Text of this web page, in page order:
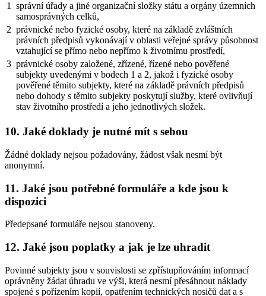
1
správní úřady a jiné organizační složky státu a orgány územních
samosprávných celků,
2 právnické nebo fyzické osoby, které na základě zvláštních
právních předpisů vykonávají v oblasti veřejné správy působnost
vztahující se přímo nebo nepřímo k životnímu prostředí,
3 právnické osoby založené, zřízené, řízené nebo pověřené
subjekty uvedenými v bodech 1 a 2, jakož i fyzické osoby
pověřené těmito subjekty, které na základě právních předpisů
nebo dohody s těmito subjekty poskytují služby, které ovlivňují
stav životního prostředí a jeho jednotlivých složek.
10. Jaké doklady je nutné mít s sebou
Žádné doklady nejsou požadovány, žádost však nesmí být
anonymní.
11. Jaké jsou potřebné formuláře a kde jsou k
dispozici
Předepsané formuláře nejsou stanoveny.
12. Jaké jsou poplatky a jak je lze uhradit
Povinné subjekty jsou v souvislosti se zpřístupňováním informací
oprávněny žádat úhradu ve výši, která nesmí přesáhnout náklady
spojené s pořízením kopií, opatřením technických nosičů dat a s